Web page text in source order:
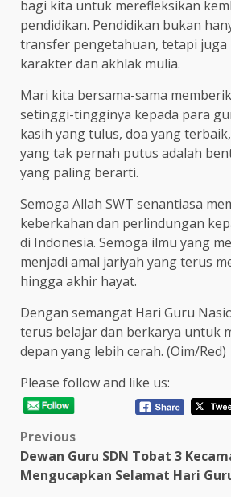
bagi kita untuk merefleksikan
pendidikan. Pendidikan bukan
transfer pengetahuan, tetapi juga
karakter dan akhlak mulia.
Mari kita bersama-sama
setinggi-tingginya kepada para
kasih yang tulus, doa yang
yang tak pernah putus adalah
yang paling berarti.
Semoga Allah SWT senantiasa
keberkahan dan perlindungan
di Indonesia. Semoga ilmu yang
menjadi amal jariyah yang terus
hingga akhir hayat.
Dengan semangat Hari Guru
terus belajar dan berkarya untuk
depan yang lebih cerah. (Oim/Red)
Please follow and like us:
Post
navigation
Previous
Dewan Guru SDN Tobat 3
Mengucapkan Selamat Hari